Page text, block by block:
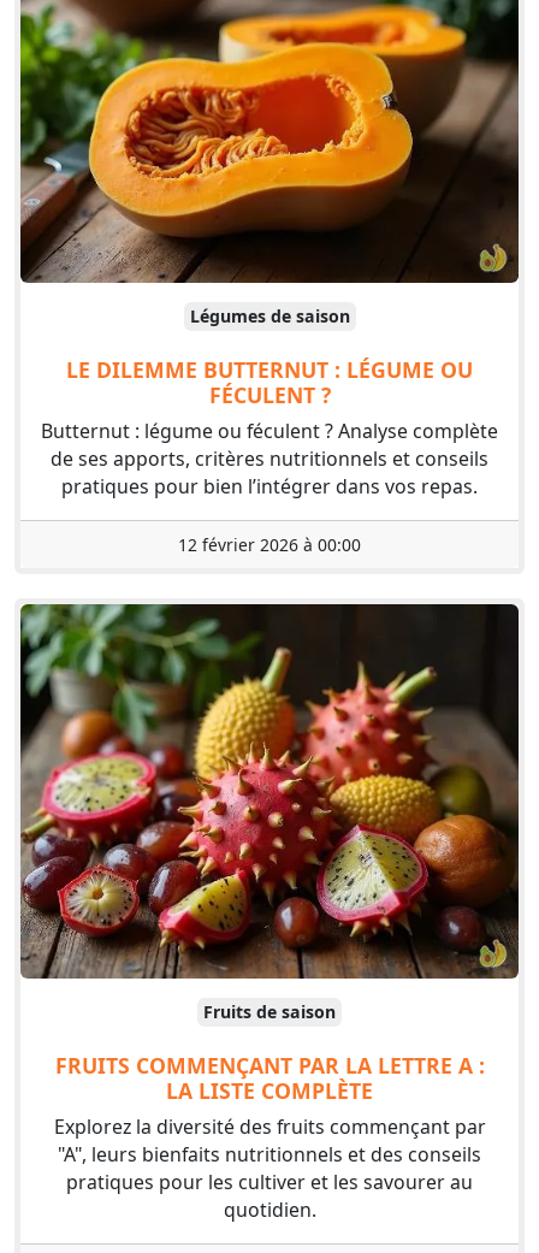
Légumes de saison
LE DILEMME BUTTERNUT : LÉGUME OU
FÉCULENT ?
Butternut : légume ou féculent ? Analyse complète
de ses apports, critères nutritionnels et conseils
pratiques pour bien l’intégrer dans vos repas.
12 février 2026 à 00:00
Fruits de saison
FRUITS COMMENÇANT PAR LA LETTRE A :
LA LISTE COMPLÈTE
Explorez la diversité des fruits commençant par
"A", leurs bienfaits nutritionnels et des conseils
pratiques pour les cultiver et les savourer au
quotidien.